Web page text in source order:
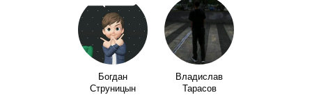
Богдан
Струницын
Владислав
Тарасов